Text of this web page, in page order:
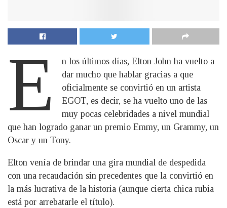
E
n los últimos días, Elton John ha vuelto a
dar mucho que hablar gracias a que
oficialmente se convirtió en un artista
EGOT, es decir, se ha vuelto uno de las
muy pocas celebridades a nivel mundial
que han logrado ganar un premio Emmy, un Grammy, un
Oscar y un Tony.
Elton venía de brindar una gira mundial de despedida
con una recaudación sin precedentes que la convirtió en
la más lucrativa de la historia (aunque cierta chica rubia
está por arrebatarle el título).